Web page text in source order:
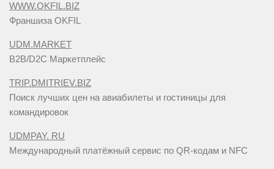
WWW.OKFIL.BIZ
Франшиза OKFIL
UDM.MARKET
B2B/D2C Маркетплейс
TRIP.DMITRIEV.BIZ
Поиск лучших цен на авиабилеты и гостиницы для
командировок
UDMPAY. RU
Международный платёжный сервис по QR-кодам и NFC